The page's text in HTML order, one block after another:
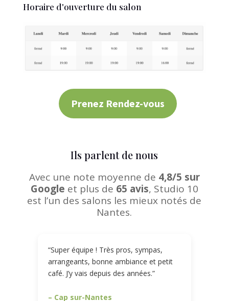
Horaire d'ouverture du salon
Prenez Rendez-vous
Ils parlent de nous
Avec une note moyenne de 4,8/5 sur
Google et plus de 65 avis, Studio 10
est l’un des salons les mieux notés de
Nantes.
“Super équipe ! Très pros, sympas,
arrangeants, bonne ambiance et petit
café. J’y vais depuis des années.”
– Cap sur-Nantes